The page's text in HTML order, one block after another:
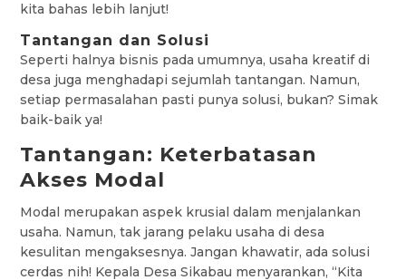
kita bahas lebih lanjut!
Tantangan dan Solusi
Seperti halnya bisnis pada umumnya, usaha kreatif di
desa juga menghadapi sejumlah tantangan. Namun,
setiap permasalahan pasti punya solusi, bukan? Simak
baik-baik ya!
Tantangan: Keterbatasan
Akses Modal
Modal merupakan aspek krusial dalam menjalankan
usaha. Namun, tak jarang pelaku usaha di desa
kesulitan mengaksesnya. Jangan khawatir, ada solusi
cerdas nih! Kepala Desa Sikabau menyarankan, “Kita